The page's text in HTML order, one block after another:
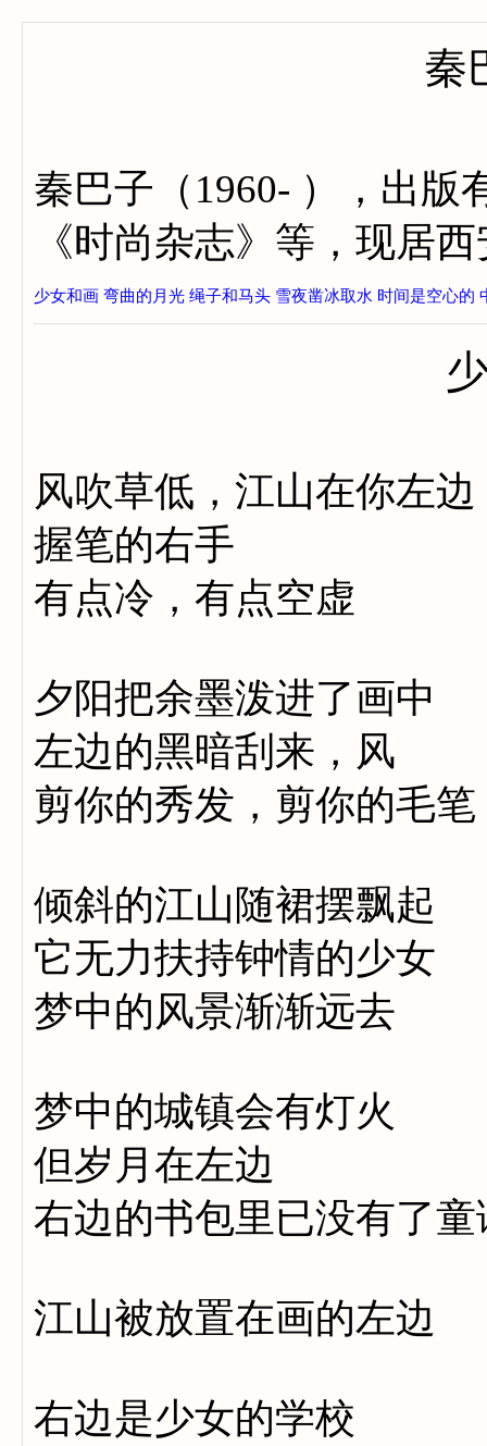
秦
秦巴子（1960- ），出版
《时尚杂志》等，现居
少女和画 弯曲的月光 绳子和马头 雪夜凿冰取水 时间是空心的
风吹草低，江山在你左边
握笔的右手
有点冷，有点空虚
夕阳把余墨泼进了画中
左边的黑暗刮来，风
剪你的秀发，剪你的毛笔
倾斜的江山随裙摆飘起
它无力扶持钟情的少女
梦中的风景渐渐远去
梦中的城镇会有灯火
但岁月在左边
右边的书包里已没有了
江山被放置在画的左边
右边是少女的学校